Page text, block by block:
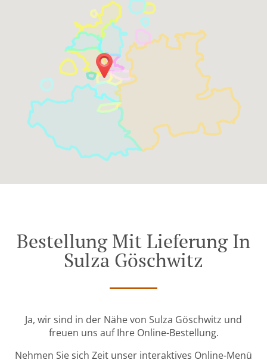
Bestellung Mit Lieferung In
Sulza Göschwitz
Ja, wir sind in der Nähe von Sulza Göschwitz und
freuen uns auf Ihre Online-Bestellung.
Nehmen Sie sich Zeit unser interaktives Online-Menü